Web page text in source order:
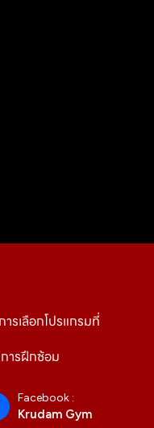
ารเลือกโปรแกรมที่
ารฝึกซ้อม
Facebook :
Krudam Gym